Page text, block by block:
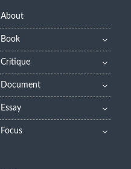
꺽정’ ‘장길산’과 같은 만화는 오랜
러한 성실성을 강조한다. 매년 여름
에 따로 열흘 넘게 학생들을 데리고
‘지옥캠프’를 다녀오는 것도 ‘만화는
엉덩이로 그린..
About
Book
Critique
Document
Essay
Focus